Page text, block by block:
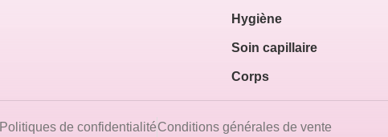
Hygiène
Soin capillaire
Corps
Politiques de confidentialitéConditions générales de vente